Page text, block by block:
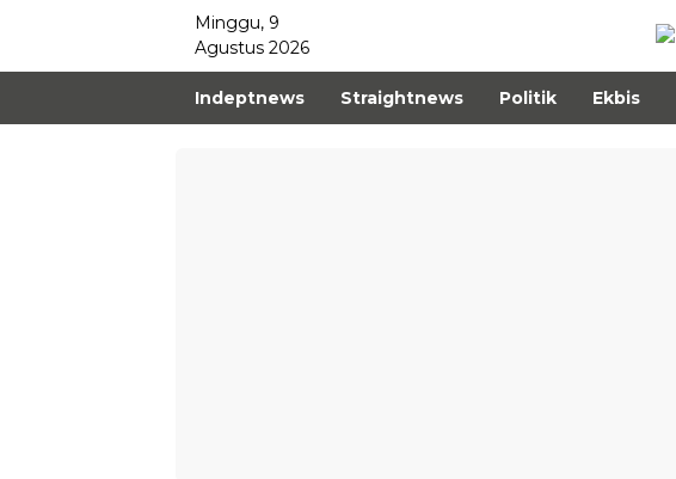
Minggu, 9
Agustus 2026
Indeptnews Straightnews Politik Ekbis